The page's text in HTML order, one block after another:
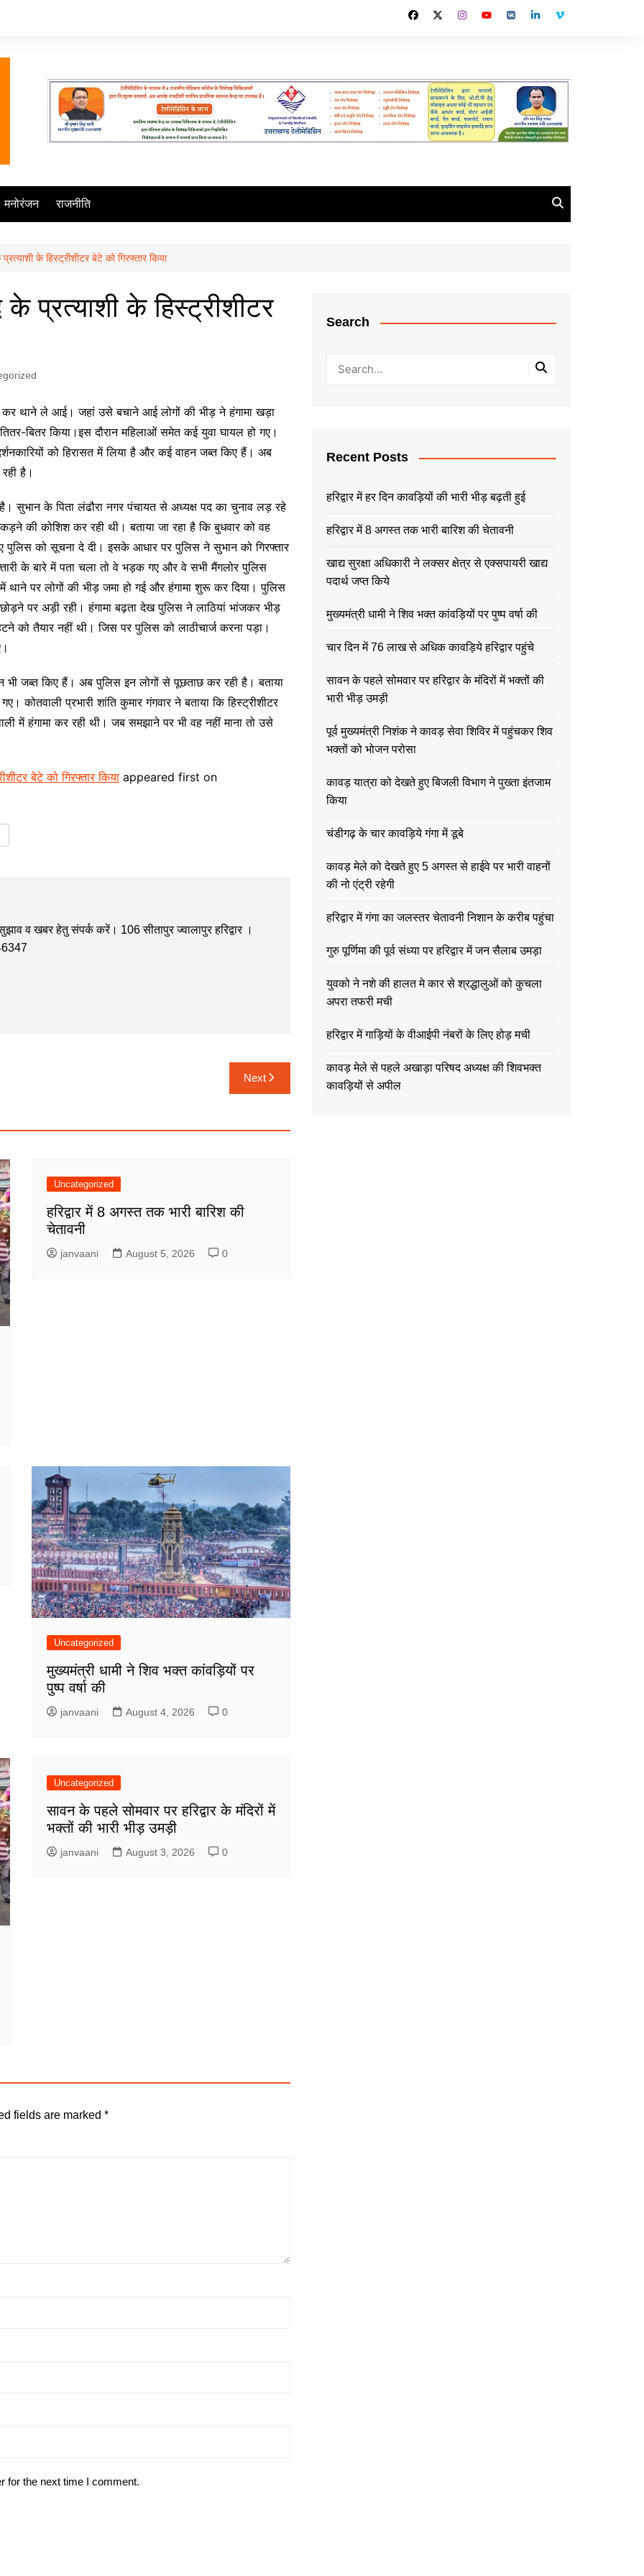
मनोरंजन राजनीति
के हिस्ट्रीशीटर बेटे को गिरफ्तार किया
प्रत्याशी के हिस्ट्रीशीटर
कर थाने ले आई। जहां उसे बचाने आई लोगों की भीड़ ने हंगामा खड़ा
बितर किया।इस दौरान महिलाओं समेत कई युवा घायल हो गए।
को हिरासत में लिया है और कई वाहन जब्त किए हैं। अब
है।
सुभान के पिता लंढौरा नगर पंचायत से अध्यक्ष पद का चुनाव लड़ रहे
की कोशिश कर रही थी। बताया जा रहा है कि बुधवार को वह
को सूचना दे दी। इसके आधार पर पुलिस ने सुभान को गिरफ्तार
के बारे में पता चला तो वे भड़क गए और वे सभी मैंगलोर पुलिस
पर लोगों की भीड़ जमा हो गई और हंगामा शुरू कर दिया। पुलिस
पर अड़ी रही। हंगामा बढ़ता देख पुलिस ने लाठियां भांजकर भीड़
को तैयार नहीं थी। जिस पर पुलिस को लाठीचार्ज करना पड़ा।
भी जब्त किए हैं। अब पुलिस इन लोगों से पूछताछ कर रही है। बताया
कोतवाली प्रभारी शांति कुमार गंगवार ने बताया कि हिस्ट्रीशीटर
में हंगामा कर रही थी। जब समझाने पर भी वह नहीं माना तो उसे
बेटे को गिरफ्तार किया appeared first on
व खबर हेतु संपर्क करें। 106 सीतापुर ज्वालापुर हरिद्वार ।
Next
Uncategorized
हरिद्वार में 8 अगस्त तक भारी बारिश की
चेतावनी
janvaani August 5, 2026 0
Uncategorized
मुख्यमंत्री धामी ने शिव भक्त कांवड़ियों पर
पुष्प वर्षा की
janvaani August 4, 2026 0
Uncategorized
सावन के पहले सोमवार पर हरिद्वार के मंदिरों में
भक्तों की भारी भीड़ उमड़ी
janvaani August 3, 2026 0
fields are marked *
for the next time I comment.
Search
Recent Posts
हरिद्वार में हर दिन कावड़ियों की भारी भीड़ बढ़ती हुई
हरिद्वार में 8 अगस्त तक भारी बारिश की चेतावनी
खाद्य सुरक्षा अधिकारी ने लक्सर क्षेत्र से एक्सपायरी खाद्य
पदार्थ जप्त किये
मुख्यमंत्री धामी ने शिव भक्त कांवड़ियों पर पुष्प वर्षा की
चार दिन में 76 लाख से अधिक कावड़िये हरिद्वार पहुंचे
सावन के पहले सोमवार पर हरिद्वार के मंदिरों में भक्तों की
भारी भीड़ उमड़ी
पूर्व मुख्यमंत्री निशंक ने कावड़ सेवा शिविर में पहुंचकर शिव
भक्तों को भोजन परोसा
कावड़ यात्रा को देखते हुए बिजली विभाग ने पुख्ता इंतजाम
किया
चंडीगढ़ के चार कावड़िये गंगा में डूबे
कावड़ मेले को देखते हुए 5 अगस्त से हाईवे पर भारी वाहनों
की नो एंट्री रहेगी
हरिद्वार में गंगा का जलस्तर चेतावनी निशान के करीब पहुंचा
गुरु पूर्णिमा की पूर्व संध्या पर हरिद्वार में जन सैलाब उमड़ा
युवको ने नशे की हालत मे कार से श्रद्धालुओं को कुचला
अपरा तफरी मची
हरिद्वार में गाड़ियों के वीआईपी नंबरों के लिए होड़ मची
कावड़ मेले से पहले अखाड़ा परिषद अध्यक्ष की शिवभक्त
कावड़ियों से अपील